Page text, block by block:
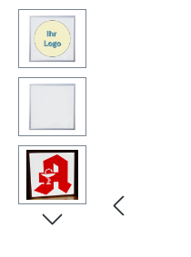
Bildergalerie überspringen